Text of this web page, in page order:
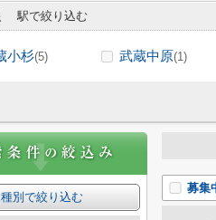
駅で絞り込む
小杉(5) 武蔵中原(1)
募集
種別で絞り込む